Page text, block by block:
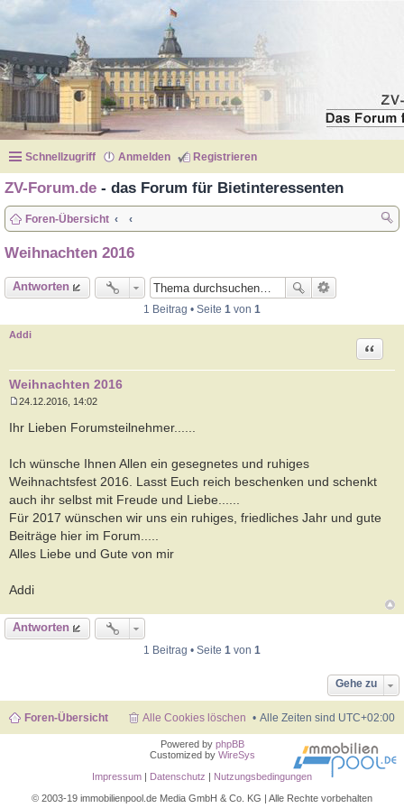
Schnellzugriff Anmelden Registrieren
ZV-Forum.de - das Forum für Bietinteressenten
Foren-Übersicht
Weihnachten 2016
Antworten
1 Beitrag • Seite 1 von 1
Addi
Weihnachten 2016
Zitat
r
a
g
24.12.2016, 14:02
Ihr Lieben Forumsteilnehmer......
Ich wünsche Ihnen Allen ein gesegnetes und ruhiges
Weihnachtsfest 2016. Lasst Euch reich beschenken und schenkt
auch ihr selbst mit Freude und Liebe......
Für 2017 wünschen wir uns ein ruhiges, friedliches Jahr und gute
Beiträge hier im Forum.....
Alles Liebe und Gute von mir
Addi
Antworten
1 Beitrag • Seite 1 von 1
Gehe zu
Foren-Übersicht Alle Zeiten sind UTC+02:00
Alle Cookies löschen
Powered by phpBB
Customized by WireSys
Impressum | Datenschutz | Nutzungsbedingungen
© 2003-19 immobilienpool.de Media GmbH & Co. KG | Alle Rechte vorbehalten